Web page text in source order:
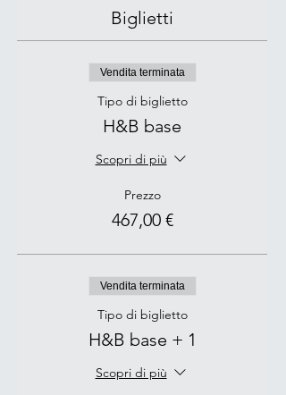
Biglietti
Vendita terminata
Tipo di biglietto
H&B base
Scopri di più
Prezzo
467,00 €
Vendita terminata
Tipo di biglietto
H&B base + 1
Scopri di più